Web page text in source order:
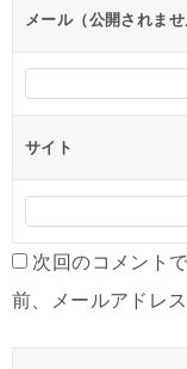
ョ
ン
メール（公開されませ
サイト
次回のコメント
前、メールアドレ